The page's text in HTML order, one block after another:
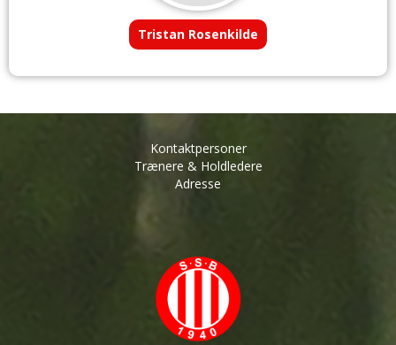
Tristan Rosenkilde
Kontaktpersoner
Trænere & Holdledere
Adresse